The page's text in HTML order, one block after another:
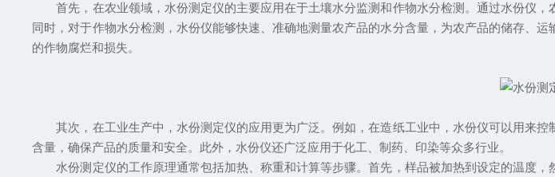
首先，在农业领域，水份测定仪的主要应用在于土壤水分监测和作物水分检测。通过水份仪，
同时，对于作物水分检测，水份仪能够快速、准确地测量农产品的水分含量，为农产品的储存、
的作物腐烂和损失。
其次，在工业生产中，水份测定仪的应用更为广泛。例如，在造纸工业中，水份仪可以用来控
含量，确保产品的质量和安全。此外，水份仪还广泛应用于化工、制药、印染等众多行业。
水份测定仪的工作原理通常包括加热、称重和计算等步骤。首先，样品被加热到设定的温度，